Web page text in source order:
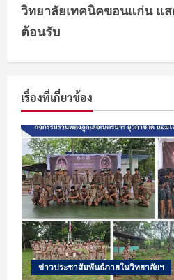
วิทยาลัยเทคนิคขอนแก่น แ
ต้อนรับ
เรื่องที่เกี่ยวข้อง
ข่าวประชาสัมพันธ์ภายในวิทยาลัยฯ